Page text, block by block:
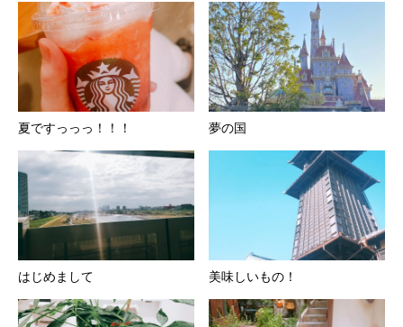
夏ですっっっ！！！ 夢の国
はじめまして 美味しいもの！